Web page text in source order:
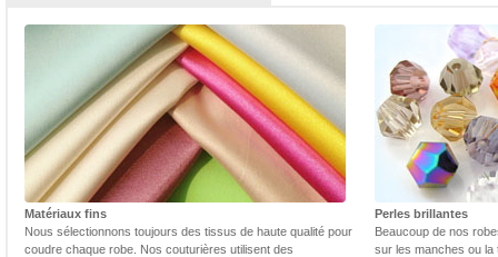
Matériaux fins
Nous sélectionnons toujours des tissus de haute qualité pour
coudre chaque robe. Nos couturières utilisent des
Perles brillantes
Beaucoup de nos
sur les manches ou la